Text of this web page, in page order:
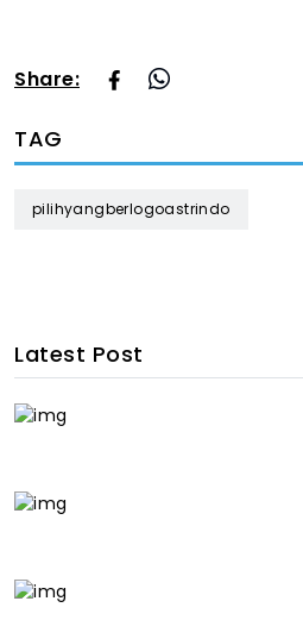
Share:
TAG
pilihyangberlogoastrindo
Latest Post